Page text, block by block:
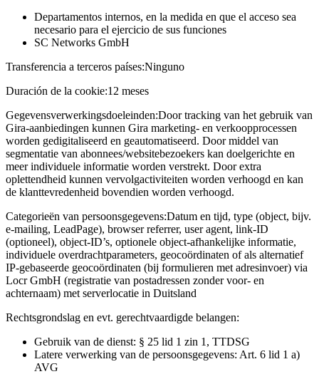
Departamentos internos, en la medida en que el acceso sea
necesario para el ejercicio de sus funciones
SC Networks GmbH
Transferencia a terceros países:Ninguno
Duración de la cookie:12 meses
Gegevensverwerkingsdoeleinden:Door tracking van het gebruik van
Gira-aanbiedingen kunnen Gira marketing- en verkoopprocessen
worden gedigitaliseerd en geautomatiseerd. Door middel van
segmentatie van abonnees/websitebezoekers kan doelgerichte en
meer individuele informatie worden verstrekt. Door extra
oplettendheid kunnen vervolgactiviteiten worden verhoogd en kan
de klanttevredenheid bovendien worden verhoogd.
Categorieën van persoonsgegevens:Datum en tijd, type (object, bijv.
e-mailing, LeadPage), browser referrer, user agent, link-ID
(optioneel), object-ID’s, optionele object-afhankelijke informatie,
individuele overdrachtparameters, geocoördinaten of als alternatief
IP-gebaseerde geocoördinaten (bij formulieren met adresinvoer) via
Locr GmbH (registratie van postadressen zonder voor- en
achternaam) met serverlocatie in Duitsland
Rechtsgrondslag en evt. gerechtvaardigde belangen:
Gebruik van de dienst: § 25 lid 1 zin 1, TTDSG
Latere verwerking van de persoonsgegevens: Art. 6 lid 1 a)
AVG